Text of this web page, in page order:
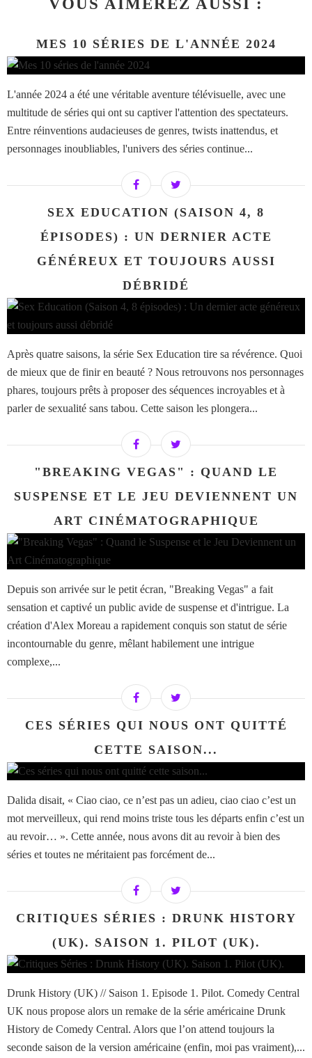
VOUS AIMEREZ AUSSI :
MES 10 SÉRIES DE L'ANNÉE 2024
L'année 2024 a été une véritable aventure télévisuelle, avec une
multitude de séries qui ont su captiver l'attention des spectateurs.
Entre réinventions audacieuses de genres, twists inattendus, et
personnages inoubliables, l'univers des séries continue...
SEX EDUCATION (SAISON 4, 8
ÉPISODES) : UN DERNIER ACTE
GÉNÉREUX ET TOUJOURS AUSSI
DÉBRIDÉ
Après quatre saisons, la série Sex Education tire sa révérence. Quoi
de mieux que de finir en beauté ? Nous retrouvons nos personnages
phares, toujours prêts à proposer des séquences incroyables et à
parler de sexualité sans tabou. Cette saison les plongera...
"BREAKING VEGAS" : QUAND LE
SUSPENSE ET LE JEU DEVIENNENT UN
ART CINÉMATOGRAPHIQUE
Depuis son arrivée sur le petit écran, "Breaking Vegas" a fait
sensation et captivé un public avide de suspense et d'intrigue. La
création d'Alex Moreau a rapidement conquis son statut de série
incontournable du genre, mêlant habilement une intrigue
complexe,...
CES SÉRIES QUI NOUS ONT QUITTÉ
CETTE SAISON...
Dalida disait, « Ciao ciao, ce n’est pas un adieu, ciao ciao c’est un
mot merveilleux, qui rend moins triste tous les départs enfin c’est un
au revoir… ». Cette année, nous avons dit au revoir à bien des
séries et toutes ne méritaient pas forcément de...
CRITIQUES SÉRIES : DRUNK HISTORY
(UK). SAISON 1. PILOT (UK).
Drunk History (UK) // Saison 1. Episode 1. Pilot. Comedy Central
UK nous propose alors un remake de la série américaine Drunk
History de Comedy Central. Alors que l’on attend toujours la
seconde saison de la version américaine (enfin, moi pas vraiment),...